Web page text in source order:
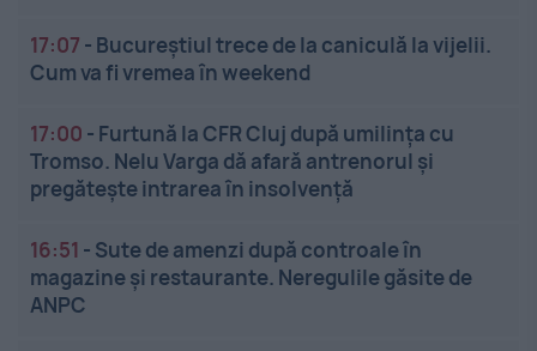
17:07 - Bucureștiul trece de la caniculă la vijelii.
Cum va fi vremea în weekend
17:00 - Furtună la CFR Cluj după umilința cu
Tromso. Nelu Varga dă afară antrenorul și
pregătește intrarea în insolvență
16:51 - Sute de amenzi după controale în
magazine și restaurante. Neregulile găsite de
ANPC